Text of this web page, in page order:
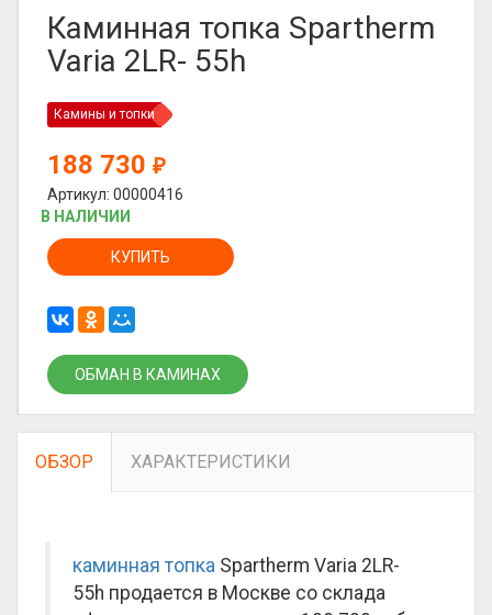
Каминная топка Spartherm
Varia 2LR- 55h
Камины и топки
188 730 ₽
Артикул: 00000416
В НАЛИЧИИ
КУПИТЬ
ОБМАН В КАМИНАХ
ОБЗОР ХАРАКТЕРИСТИКИ
каминная топка Spartherm Varia 2LR-
55h продается в Москве со склада